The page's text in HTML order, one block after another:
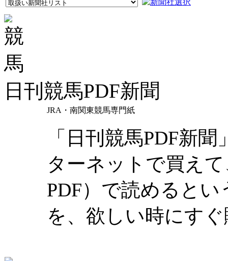
日刊競馬PDF新聞
JRA・南関東競馬専門紙
「日刊競馬PDF新
ターネットで買え
PDF）で読めると
を、欲しい時にす